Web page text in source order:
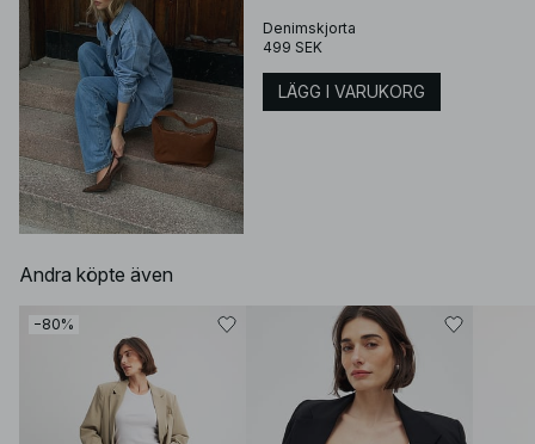
Denimskjorta
499 SEK
LÄGG I VARUKORG
Andra köpte även
−80%